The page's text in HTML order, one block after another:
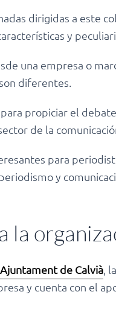
dirigidas a este
y
una empresa o
diferentes.
propiciar el
de la
para
y
la
Ajuntament de Calvià, la
y cuenta con el